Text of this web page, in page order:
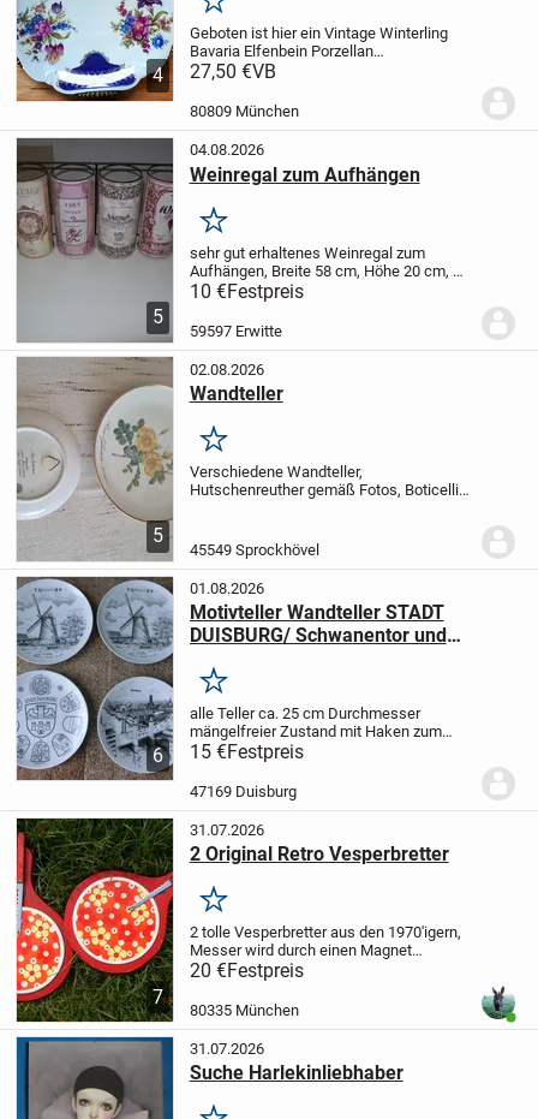
4
Merken
Geboten ist hier ein Vintage Winterling
Bavaria Elfenbein Porzellan
Prunkschalenteller floral mit Kobaltblau.
Höhe liegt bei ca. 3,5 cm
27,50 €VB
80809 München
5
04.08.2026
Weinregal zum Aufhängen
Merken
sehr gut erhaltenes Weinregal zum
Aufhängen, Breite 58 cm, Höhe 20 cm,
für 10 Euro ab Erwitte abzugeben.
Versand gegen Aufpreis möglich.
10 €Festpreis
59597 Erwitte
5
02.08.2026
Wandteller
Merken
Verschiedene Wandteller,
Hutschenreuther gemäß Fotos, Boticelli
45549 Sprockhövel
6
01.08.2026
Motivteller Wandteller STADT
DUISBURG/ Schwanentor und
Merken
alle Teller ca. 25 cm Durchmesser
mängelfreier Zustand mit Haken zum
Aufhängen a) Teller der Stadt Duisburg
mit den Wappen der einzelnen ehemals
eigenständigen Städte/Bezirke, dem
Stadtwappen...
15 €Festpreis
47169 Duisburg
7
31.07.2026
2 Original Retro Vesperbretter
Merken
2 tolle Vesperbretter aus den 1970'igern,
Messer wird durch einen Magnet
gehalten, unbenutzt, Spuren der Zeit..
Schneidfliese 15 cm Durchmesser,
Echtholz - Nichtraucherhaushalt,
20 €Festpreis
80335 München
31.07.2026
Suche Harlekinliebhaber